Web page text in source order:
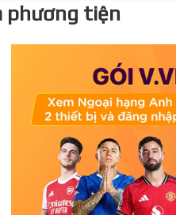
phương tiện